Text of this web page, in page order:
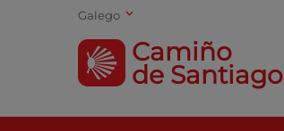
Galego
Camiño
de Santiago